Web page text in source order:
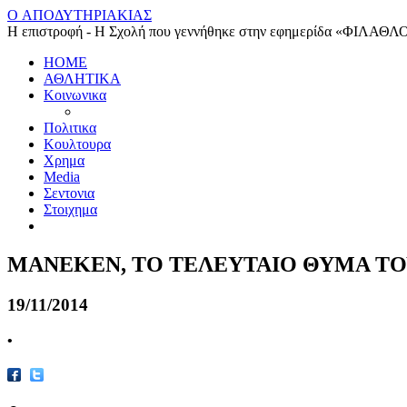
O ΑΠΟΔΥΤΗΡΙΑΚΙΑΣ
Η επιστροφή - Η Σχολή που γεννήθηκε στην εφημερίδα
HOME
ΑΘΛΗΤΙΚΑ
Κοινωνικα
Πολιτικα
Κουλτουρα
Χρημα
Media
Σεντονια
Στοιχημα
ΜΑΝΕΚΕΝ, ΤΟ ΤΕΛΕΥΤΑΙΟ ΘΥΜΑ
19/11/2014
•